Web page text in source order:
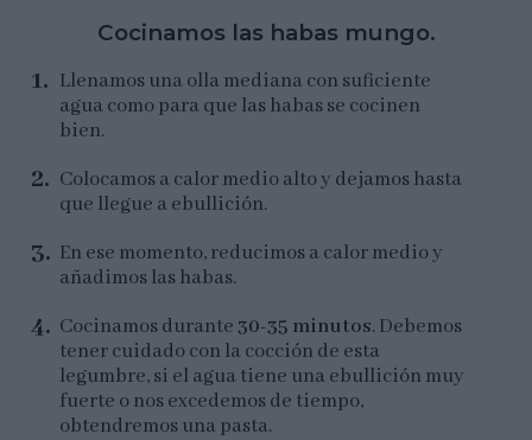
Cocinamos las habas mungo.
Llenamos una olla mediana con suficiente
agua como para que las habas se cocinen
bien.
Colocamos a calor medio alto y dejamos hasta
que llegue a ebullición.
En ese momento, reducimos a calor medio y
añadimos las habas.
Cocinamos durante30-35 minutos. Debemos
tener cuidado con la cocción de esta
legumbre, si el agua tiene una ebullición muy
fuerte o nos excedemos de tiempo,
obtendremos una pasta.